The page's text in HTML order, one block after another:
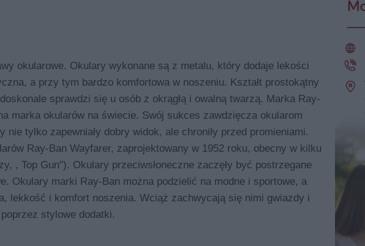
okularowe. Okulary wykonane są z metalu, który dodaje lekości
a przy tym bardzo komfortowa w noszeniu. Kształt prostokątny
sprawdzi się u osób z okrągłą i owalną twarzą. Marka Ray-
marka okularów na świecie. Swój sukces zawdzięcza okularom
tylko zapewniały dobry widok, ale chroniły przed promieniami.
Ray-Ban Wayfarer, zaprojektowany w 1952 roku, obecny w kilku
, Top Gun"). Okulary przeciwsłoneczne zaczęły być postrzegane
Okulary marki Ray-Ban można podzielić na modne i sportowe, a
lekkość i komfort noszenia. Wciąż zachwycają się nimi gwiazdy i
stylowe dodatki.